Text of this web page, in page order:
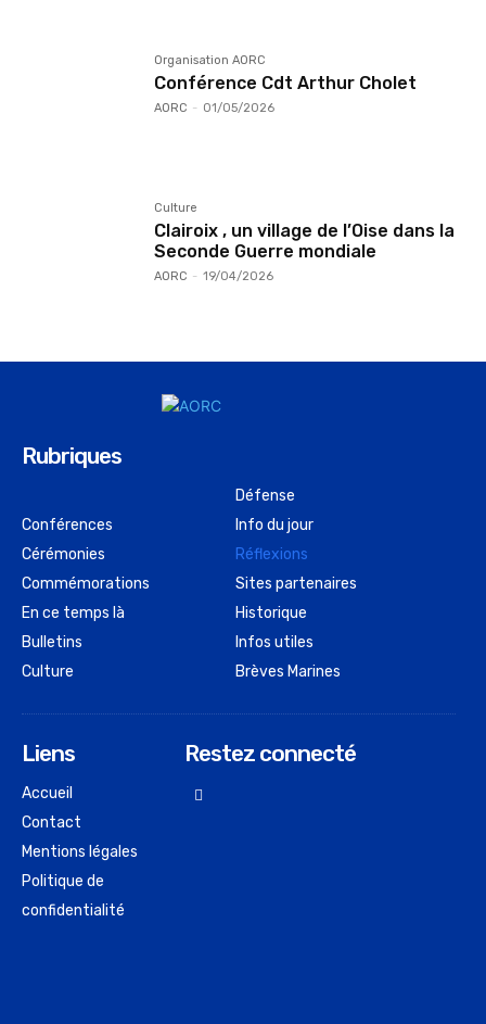
Organisation AORC
Conférence Cdt Arthur Cholet
AORC - 01/05/2026
Culture
Clairoix , un village de l’Oise dans la
Seconde Guerre mondiale
AORC - 19/04/2026
Rubriques
Conférences
Cérémonies
Commémorations
En ce temps là
Bulletins
Culture
Défense
Info du jour
Réflexions
Sites partenaires
Historique
Infos utiles
Brèves Marines
Liens
Accueil
Contact
Mentions légales
Politique de
confidentialité
Restez connecté